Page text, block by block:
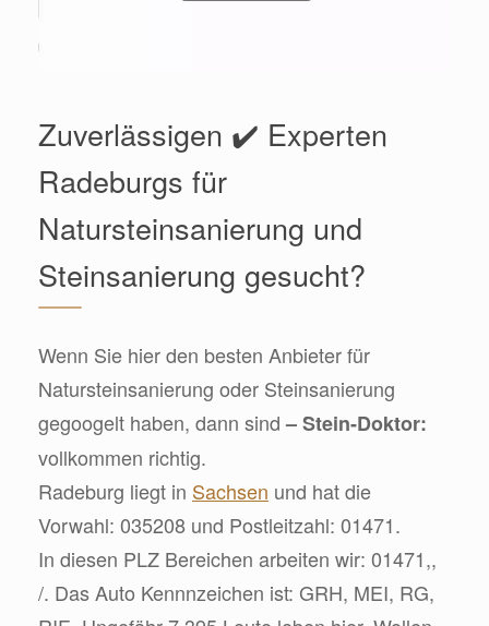
Zuverlässigen ✔️ Experten
Radeburgs für
Natursteinsanierung und
Steinsanierung gesucht?
Wenn Sie hier den besten Anbieter für
Natursteinsanierung oder Steinsanierung
gegoogelt haben, dann sind– Stein-Doktor:
vollkommen richtig.
Radeburg liegt in Sachsen und hat die
Vorwahl: 035208 und Postleitzahl: 01471.
In diesen PLZ Bereichen arbeiten wir: 01471,,
/. Das Auto Kennnzeichen ist: GRH, MEI, RG,